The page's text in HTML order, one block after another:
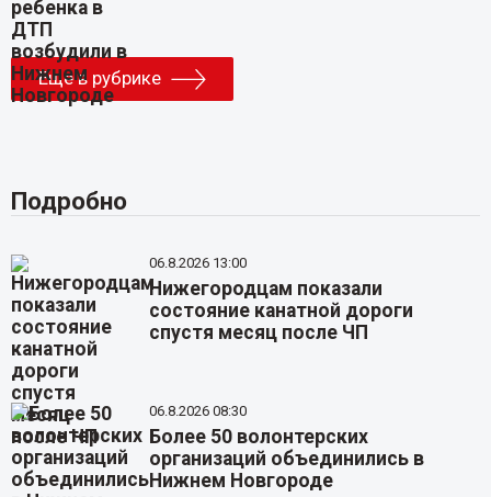
Еще в рубрике
Подробно
06.8.2026 13:00
Нижегородцам показали
состояние канатной дороги
спустя месяц после ЧП
06.8.2026 08:30
Более 50 волонтерских
организаций объединились в
Нижнем Новгороде